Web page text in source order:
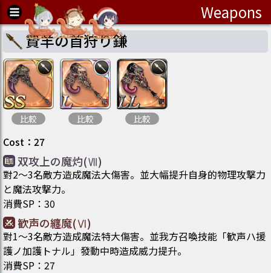
Weapons
贄羊の首狩り鎌
比較 比較 比較
Cost ： 27
双攻上の魔灼(Ⅶ)
對2～3名敵方造成魔法大傷害。並大幅提升自身的物理攻撃力
と魔法攻撃力。
消費SP ： 30
歓声の纏魔(Ⅵ)
對1～3名敵方造成魔法特大傷害。並我方召喚技能「歓声ハ援
護ノ加護トナル」發動中時造成威力提升。
消費SP ： 27